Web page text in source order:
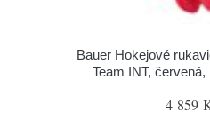
Bauer Hokejové
Team INT,
4 859